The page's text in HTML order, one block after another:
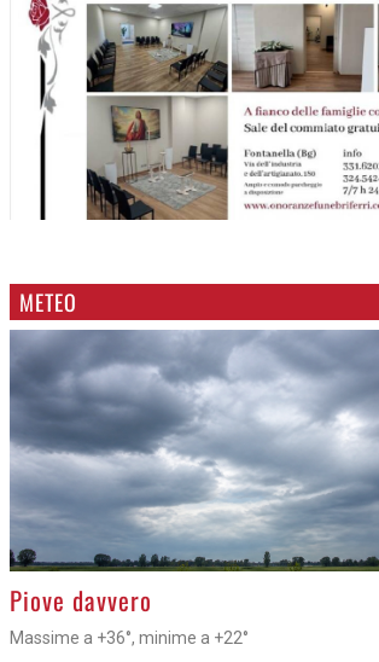
METEO
>
Piove davvero
Massime a +36°, minime a +22°